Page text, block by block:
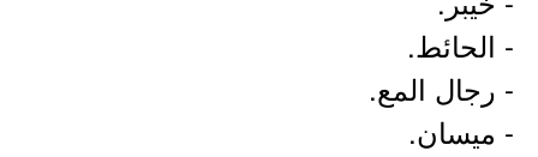
- الحائط.
- رجال المع.
- ميسان.